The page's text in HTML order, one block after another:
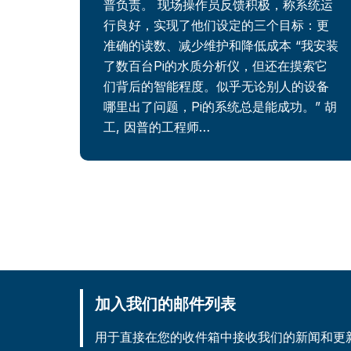
普负责。 现场操作员反馈积极，称系统运
行良好，实现了他们设定的三个目标：更
准确的读数、减少维护和降低成本 “我安装
了数百台Pi的水质分析仪，但还在摸索它
们背后的智能程度。似乎无论别人的设备
哪里出了问题，Pi的系统总是能成功。” 胡
工, 因普的工程师…
加入我们的邮件列表
用于直接在您的收件箱中接收我们的新闻和更